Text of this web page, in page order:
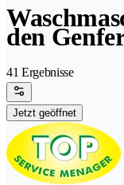
den
41 Ergebnisse
Jetzt geöffnet